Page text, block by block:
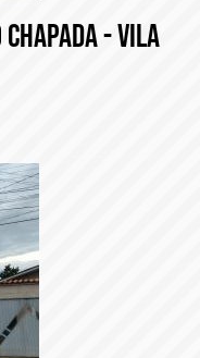
- VILA